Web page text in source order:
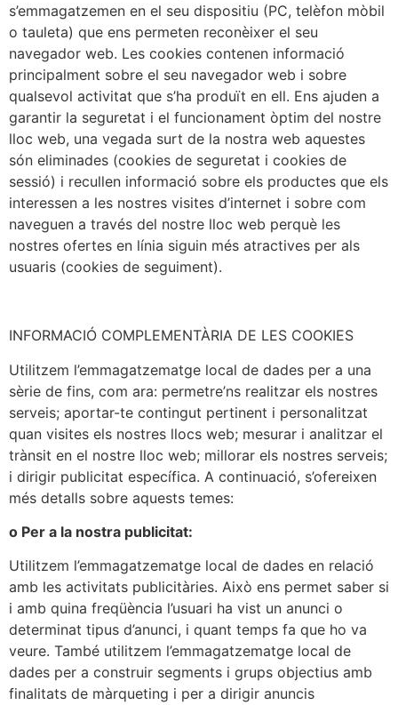
s’emmagatzemen en el seu dispositiu (PC, telèfon mòbil
o tauleta) que ens permeten reconèixer el seu
navegador web. Les cookies contenen informació
principalment sobre el seu navegador web i sobre
qualsevol activitat que s’ha produït en ell. Ens ajuden a
garantir la seguretat i el funcionament òptim del nostre
lloc web, una vegada surt de la nostra web aquestes
són eliminades (cookies de seguretat i cookies de
sessió) i recullen informació sobre els productes que els
interessen a les nostres visites d’internet i sobre com
naveguen a través del nostre lloc web perquè les
nostres ofertes en línia siguin més atractives per als
usuaris (cookies de seguiment).
INFORMACIÓ COMPLEMENTÀRIA DE LES COOKIES
Utilitzem l’emmagatzematge local de dades per a una
sèrie de fins, com ara: permetre’ns realitzar els nostres
serveis; aportar-te contingut pertinent i personalitzat
quan visites els nostres llocs web; mesurar i analitzar el
trànsit en el nostre lloc web; millorar els nostres serveis;
i dirigir publicitat específica. A continuació, s’ofereixen
més detalls sobre aquests temes:
o Per a la nostra publicitat:
Utilitzem l’emmagatzematge local de dades en relació
amb les activitats publicitàries. Això ens permet saber si
i amb quina freqüència l’usuari ha vist un anunci o
determinat tipus d’anunci, i quant temps fa que ho va
veure. També utilitzem l’emmagatzematge local de
dades per a construir segments i grups objectius amb
finalitats de màrqueting i per a dirigir anuncis